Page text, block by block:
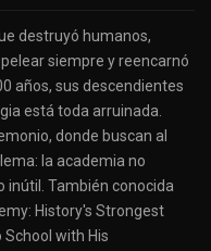
destruyó humanos,
siempre y reencarnó
años, sus descendientes
está toda arruinada.
donde buscan al
la academia no
inútil. También conocida
History's Strongest
School with His